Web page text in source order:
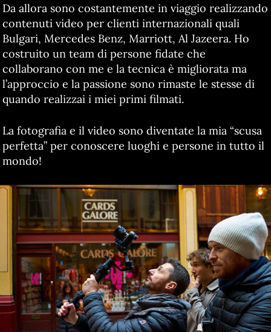
Da allora sono costantemente in viaggio realizzando
contenuti video per clienti internazionali quali
Bulgari, Mercedes Benz, Marriott, Al Jazeera. Ho
costruito un team di persone fidate che
collaborano con me e la tecnica è migliorata ma
l’approccio e la passione sono rimaste le stesse di
quando realizzai i miei primi filmati.
La fotografia e il video sono diventate la mia “scusa
perfetta” per conoscere luoghi e persone in tutto il
mondo!